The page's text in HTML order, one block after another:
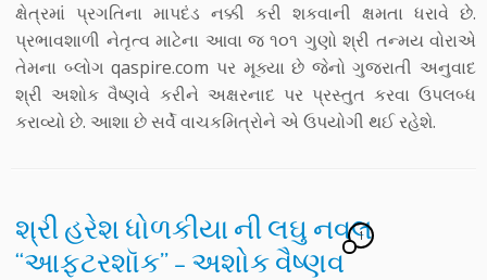
ક્ષેત્રમાં પ્રગતિના માપદંડ નક્કી કરી શકવાની ક્ષમતા ધરાવે છે.
પ્રભાવશાળી નેતૃત્વ માટેના આવા જ ૧૦૧ ગુણો શ્રી તન્મય વોરાએ
તેમના બ્લોગ qaspire.com પર મૂક્યા છે જેનો ગુજરાતી અનુવાદ
શ્રી અશોક વૈષ્ણવે કરીને અક્ષરનાદ પર પ્રસ્તુત કરવા ઉપલબ્ધ
કરાવ્યો છે. આશા છે સર્વે વાચકમિત્રોને એ ઉપયોગી થઈ રહેશે.
શ્રી હરેશ ધોળકીયા ની લઘુ નવલ
“આફ્ટરશૉક” – અશોક વૈષ્ણવ
1